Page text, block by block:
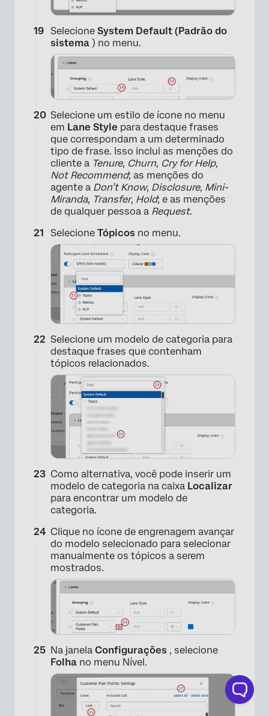
×
×
×
Selecione System Default (Padrão do
sistema ) no menu.
×
Selecione um estilo de ícone no menu
em Lane Style para destaque frases
que correspondam a um determinado
tipo de frase. Isso inclui as menções do
cliente a Tenure, Churn, Cry for Help,
Not Recommend; as menções do
agente a Don’t Know, Disclosure, Mini-
Miranda, Transfer, Hold; e as menções
de qualquer pessoa a Request.
Selecione Tópicos no menu.
Selecione um modelo de categoria para
destaque frases que contenham
tópicos relacionados.
Como alternativa, você pode inserir um
modelo de categoria na caixa Localizar
para encontrar um modelo de
categoria.
Clique no ícone de engrenagem avançar
do modelo selecionado para selecionar
manualmente os tópicos a serem
mostrados.
Na janela Configurações , selecione
Folha no menu Nível.